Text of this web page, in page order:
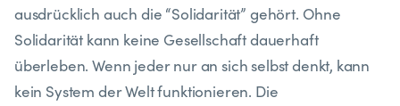
ausdrücklich auch die “Solidarität” gehört. Ohne
Solidarität kann keine Gesellschaft dauerhaft
überleben. Wenn jeder nur an sich selbst denkt, kann
kein System der Welt funktionieren. Die